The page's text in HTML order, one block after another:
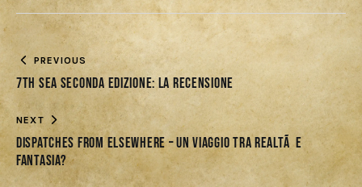
PREVIOUS
7th Sea Seconda Edizione: La Recensione
NEXT
Dispatches from Elsewhere – un viaggio tra realtÃ e
fantasia?